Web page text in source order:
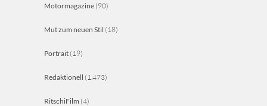
Motormagazine (90)
Mut zum neuen Stil (18)
Portrait (19)
Redaktionell (1.473)
RitschiFilm (4)